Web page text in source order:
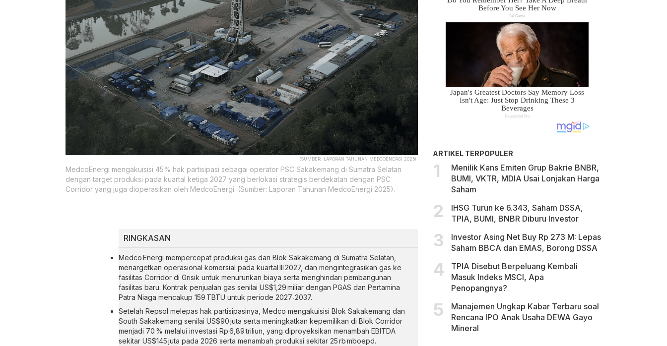
(SUMBER: LAPORAN TAHUNAN MEDCOENERGI 2025).
MedcoEnergi mengakuisisi 45% hak partisipasi sebagai operator PSC Sakakemang di Sumatra Selatan
dengan target produksi pada kuartal ketiga 2027 yang berlokasi strategis berdekatan dengan PSC
Corridor yang juga dioperasikan oleh MedcoEnergi. (Sumber: Laporan Tahunan MedcoEnergi 2025).
RINGKASAN
Medco Energi mempercepat produksi gas dari Blok Sakakemang di Sumatra Selatan,
menargetkan operasional komersial pada kuartal III 2027, dan mengintegrasikan gas ke
fasilitas Corridor di Grisik untuk menurunkan biaya serta menghindari pembangunan
fasilitas baru. Kontrak penjualan gas senilai US$1,29 miliar dengan PGAS dan Pertamina
Patra Niaga mencakup 159 TBTU untuk periode 2027‑2037.
Setelah Repsol melepas hak partisipasinya, Medco mengakuisisi Blok Sakakemang dan
South Sakakemang senilai US$90 juta serta meningkatkan kepemilikan di Blok Corridor
menjadi 70 % melalui investasi Rp 6,89 triliun, yang diproyeksikan menambah EBITDA
sekitar US$145 juta pada 2026 serta menambah produksi sekitar 25 rb mboepd.
ARTIKEL TERPOPULER
Menilik Kans Emiten Grup Bakrie BNBR,
BUMI, VKTR, MDIA Usai Lonjakan Harga
Saham
IHSG Turun ke 6.343, Saham DSSA,
TPIA, BUMI, BNBR Diburu Investor
Investor Asing Net Buy Rp 273 M: Lepas
Saham BBCA dan EMAS, Borong DSSA
TPIA Disebut Berpeluang Kembali
Masuk Indeks MSCI, Apa
Penopangnya?
Manajemen Ungkap Kabar Terbaru soal
Rencana IPO Anak Usaha DEWA Gayo
Mineral